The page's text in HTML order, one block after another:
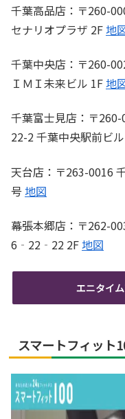
千葉高品店：〒260-
セナリオプラザ 2F地
千葉中央店：〒260-
ＩＭＩ未来ビル 1F地
千葉富士見店：〒
22-2 千葉中央駅前ビ
天台店：〒263-0016
号地図
幕張本郷店：〒262-
6‐22‐22 2F地図
エニタイ
スマートフィット